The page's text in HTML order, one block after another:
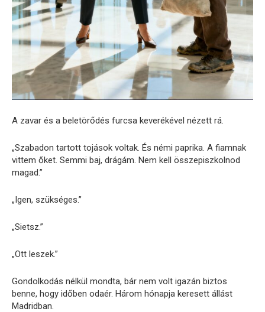
A zavar és a beletörődés furcsa keverékével nézett rá.
„Szabadon tartott tojások voltak. És némi paprika. A fiamnak
vittem őket. Semmi baj, drágám. Nem kell összepiszkolnod
magad.”
„Igen, szükséges.”
„Sietsz.”
„Ott leszek.”
Gondolkodás nélkül mondta, bár nem volt igazán biztos
benne, hogy időben odaér. Három hónapja keresett állást
Madridban.